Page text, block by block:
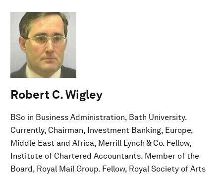
Robert C. Wigley
BSc in Business Administration, Bath University.
Currently, Chairman, Investment Banking, Europe,
Middle East and Africa, Merrill Lynch & Co. Fellow,
Institute of Chartered Accountants. Member of the
Board, Royal Mail Group. Fellow, Royal Society of Arts